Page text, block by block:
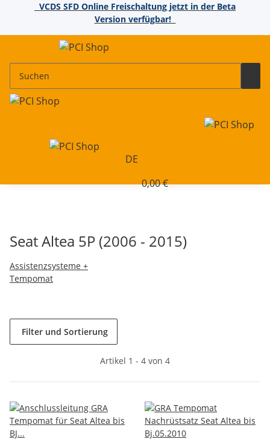
VCDS SFD Online Freischaltung jetzt in der Beta
Version verfügbar!
DE
0,00 €
Seat Altea 5P (2006 - 2015)
Assistenzsysteme +
Tempomat
Filter und Sortierung
Artikel 1 - 4 von 4